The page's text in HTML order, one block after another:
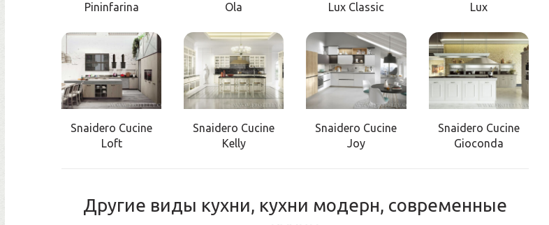
Pininfarina
Ola
Lux Classic
Lux
Snaidero Cucine
Loft
Snaidero Cucine
Kelly
Snaidero Cucine
Joy
Snaidero Cucine
Gioconda
Другие виды кухни, кухни модерн, современные